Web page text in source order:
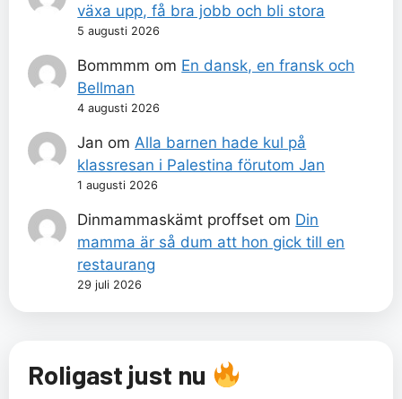
växa upp, få bra jobb och bli stora
5 augusti 2026
Bommmm om En dansk, en fransk och
Bellman
4 augusti 2026
Jan om Alla barnen hade kul på
klassresan i Palestina förutom Jan
1 augusti 2026
Dinmammaskämt proffset om Din
mamma är så dum att hon gick till en
restaurang
29 juli 2026
Roligast just nu